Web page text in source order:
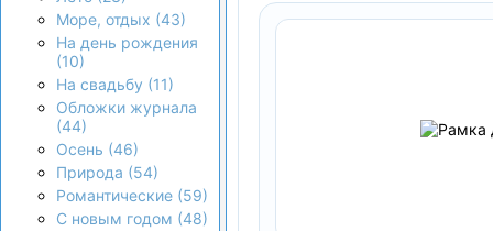
Море, отдых (43)
На день рождения
(10)
На свадьбу (11)
Обложки журнала
(44)
Осень (46)
Природа (54)
Романтические (59)
С новым годом (48)